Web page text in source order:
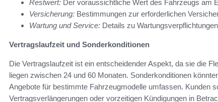
Restwert: Der voraussichtliche Wert des Fahrzeugs am
Versicherung: Bestimmungen zur erforderlichen
Wartung und Service: Details zu
Vertragslaufzeit und Sonderkonditionen
Die Vertragslaufzeit ist ein entscheidender Aspekt, da sie die
liegen zwischen 24 und 60 Monaten. Sonderkonditionen
Angebote für bestimmte Fahrzeugmodelle umfassen. Kunden
Vertragsverlängerungen oder vorzeitigen Kündigungen in